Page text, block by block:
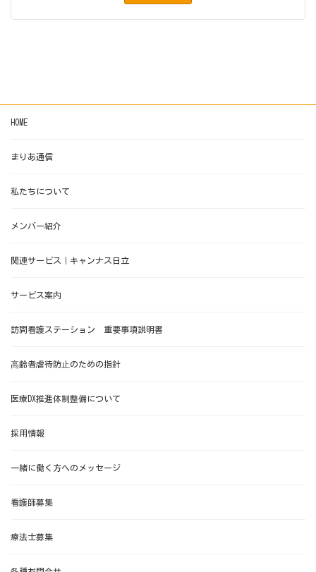
HOME
まりあ通信
私たちについて
メンバー紹介
関連サービス｜キャンナス日立
サービス案内
訪問看護ステーション 重要事項説明書
⾼齢者虐待防⽌のための指針
医療DX推進体制整備について
採用情報
一緒に働く方へのメッセージ
看護師募集
療法士募集